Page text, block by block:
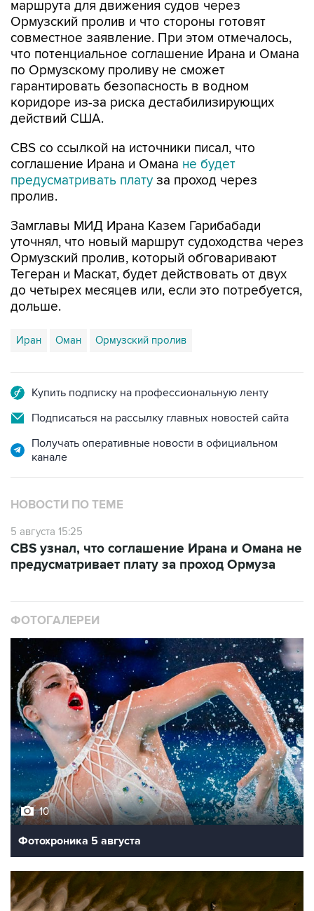
маршрута для движения судов через
Ормузский пролив и что стороны готовят
совместное заявление. При этом отмечалось,
что потенциальное соглашение Ирана и Омана
по Ормузскому проливу не сможет
гарантировать безопасность в водном
коридоре из-за риска дестабилизирующих
действий США.
CBS со ссылкой на источники писал, что
соглашение Ирана и Омана не будет
предусматривать плату за проход через
пролив.
Замглавы МИД Ирана Казем Гарибабади
уточнял, что новый маршрут судоходства через
Ормузский пролив, который обговаривают
Тегеран и Маскат, будет действовать от двух
до четырех месяцев или, если это потребуется,
дольше.
Иран Оман Ормузский пролив
Купить подписку на профессиональную ленту
Подписаться на рассылку главных новостей сайта
Получать оперативные новости в официальном
канале
НОВОСТИ ПО ТЕМЕ
5 августа 15:25
CBS узнал, что соглашение Ирана и Омана не
предусматривает плату за проход Ормуза
ФОТОГАЛЕРЕИ
10
Фотохроника 5 августа